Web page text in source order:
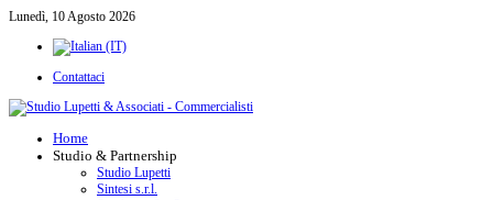
Lunedì, 10 Agosto 2026
Contattaci
Home
Studio & Partnership
Studio Lupetti
Sintesi s.r.l.